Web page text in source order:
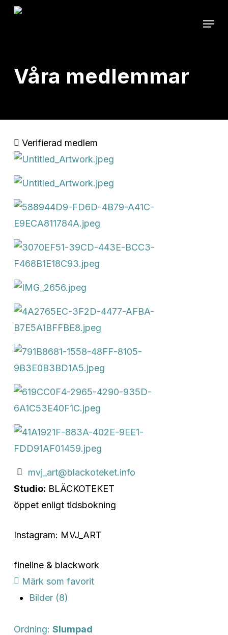
Skip
Menu
Våra medlemmar
Verifierad medlem
mvj_art@blackoteket.info
Studio: BLÄCKOTEKET
öppet enligt tidsbokning
Instagram: MVJ_ART
fineline & blackwork
Märk som favorit
Bilder (8)
Ordning: Slumpad